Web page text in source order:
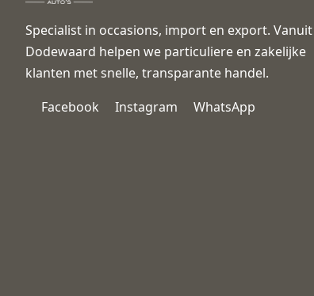
Specialist in occasions, import en export. Vanuit
Dodewaard helpen we particuliere en zakelijke
klanten met snelle, transparante handel.
Facebook
Instagram WhatsApp